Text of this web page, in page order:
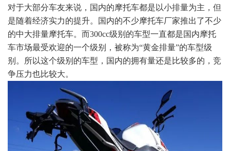
对于大部分车友来说，国内的摩托车都是以小排量为主，但
是随着经济实力的提升。国内的不少摩托车厂家推出了不少
的中大排量摩托车。而300cc级别的车型一直都是国内摩托
车市场最受欢迎的一个级别，被称为“黄金排量”的车型级
别。所以这个级别的车型，国内的拥有量还是比较多的，竞
争压力也比较大。